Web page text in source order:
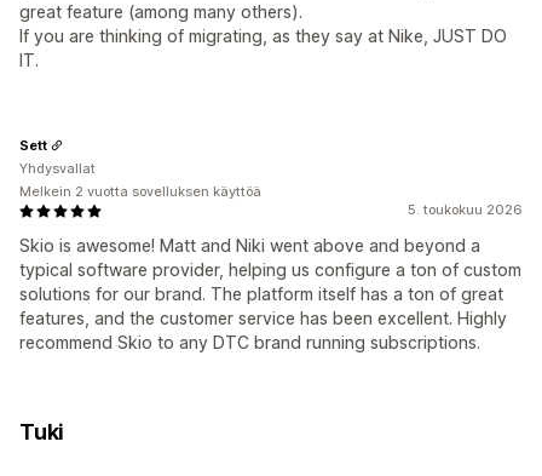
great feature (among many others).
If you are thinking of migrating, as they say at Nike, JUST DO
IT.
5. toukokuu 2026
Skio is awesome! Matt and Niki went above and beyond a
typical software provider, helping us configure a ton of custom
solutions for our brand. The platform itself has a ton of great
features, and the customer service has been excellent. Highly
recommend Skio to any DTC brand running subscriptions.
Sett
Yhdysvallat
Melkein 2 vuotta sovelluksen käyttöä
Tuki